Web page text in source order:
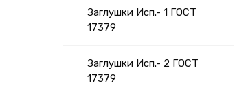
Заглушки Исп.- 1 ГОСТ
17379
Заглушки Исп.- 2 ГОСТ
17379